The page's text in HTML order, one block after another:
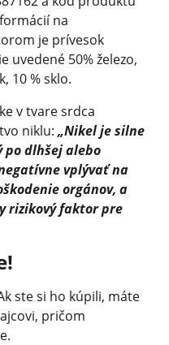
na
je prívesok
uvedené 50% železo,
10 % sklo.
v tvare srdca
niklu: „Nikel je silne
po dlhšej alebo
vplývať na
orgánov, a
rizikový faktor pre
ste si ho kúpili, máte
pričom